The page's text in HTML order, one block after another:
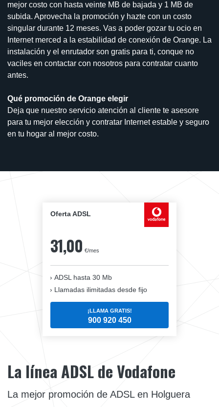
mejor costo con hasta veinte MB de bajada y 1 MB de
subida. Aprovecha la promoción y hazte con un costo
singular durante 12 meses. Vas a poder gozar tu ocio en
Internet merced a la estabilidad de conexión de Orange. La
instalación y el enrutador son gratis para ti, conque no
vaciles en contactar con nosotros para contratar cuanto
antes.
Qué promoción de Orange elegir
Deja que nuestro servicio atención al cliente te asesore
para tu mejor elección y contratar Internet estable y seguro
en tu hogar al mejor costo.
Oferta ADSL
31,00 €/mes
ADSL hasta 30 Mb
Llamadas ilimitadas desde fijo
¡LLAMA GRATIS!
900 920 450
La línea ADSL de Vodafone
La mejor promoción de ADSL en Holguera